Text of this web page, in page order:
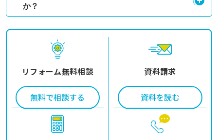
か？
リフォーム無料相談
無料で相談する
資料請求
資料を読む